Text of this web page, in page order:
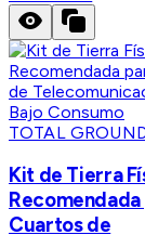
TOTAL
Kit de Tierra
Recomendada
Cuartos de